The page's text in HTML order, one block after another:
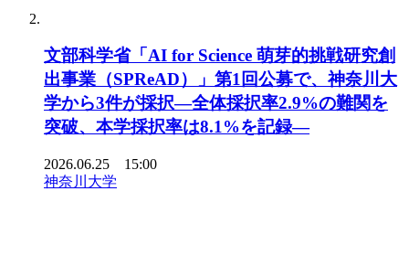
文部科学省「AI for Science 萌芽的挑戦研究創
出事業（SPReAD）」第1回公募で、神奈川大
学から3件が採択―全体採択率2.9%の難関を
突破、本学採択率は8.1%を記録―
2026.06.25 15:00
神奈川大学